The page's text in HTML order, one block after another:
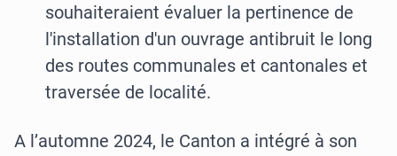
souhaiteraient évaluer la pertinence de
l'installation d'un ouvrage antibruit le long
des routes communales et cantonales et
traversée de localité.
A l’automne 2024, le Canton a intégré à son